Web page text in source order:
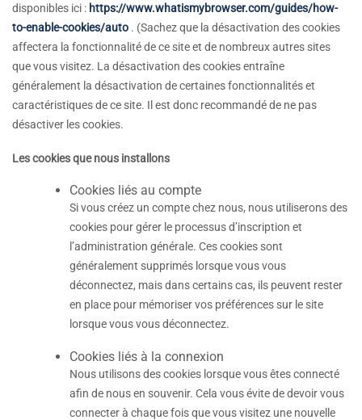
disponibles ici : https://www.whatismybrowser.com/guides/how-
to-enable-cookies/auto . (Sachez que la désactivation des cookies
affectera la fonctionnalité de ce site et de nombreux autres sites
que vous visitez. La désactivation des cookies entraîne
généralement la désactivation de certaines fonctionnalités et
caractéristiques de ce site. Il est donc recommandé de ne pas
désactiver les cookies.
Les cookies que nous installons
Cookies liés au compte
Si vous créez un compte chez nous, nous utiliserons des
cookies pour gérer le processus d’inscription et
l’administration générale. Ces cookies sont
généralement supprimés lorsque vous vous
déconnectez, mais dans certains cas, ils peuvent rester
en place pour mémoriser vos préférences sur le site
lorsque vous vous déconnectez.
Cookies liés à la connexion
Nous utilisons des cookies lorsque vous êtes connecté
afin de nous en souvenir. Cela vous évite de devoir vous
connecter à chaque fois que vous visitez une nouvelle